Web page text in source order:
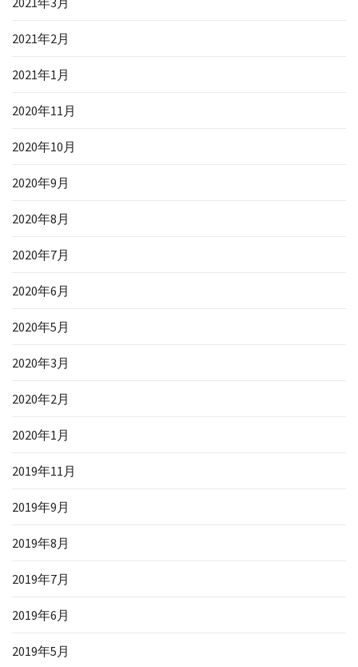
2021年2月
2021年1月
2020年11月
2020年10月
2020年9月
2020年8月
2020年7月
2020年6月
2020年5月
2020年3月
2020年2月
2020年1月
2019年11月
2019年9月
2019年8月
2019年7月
2019年6月
2019年5月